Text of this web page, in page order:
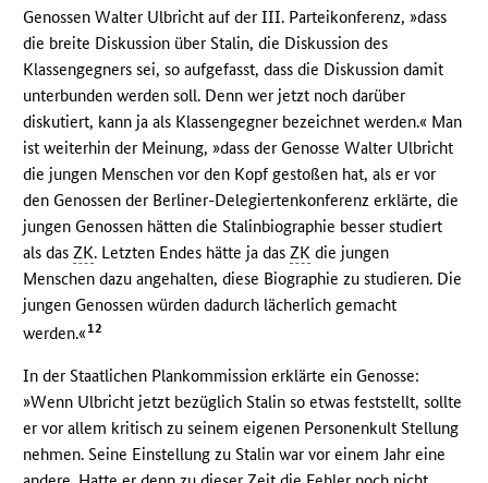
Genossen Walter Ulbricht auf der III. Parteikonferenz, »dass
die breite Diskussion über Stalin, die Diskussion des
Klassengegners sei, so aufgefasst, dass die Diskussion damit
unterbunden werden soll. Denn wer jetzt noch darüber
diskutiert, kann ja als Klassengegner bezeichnet werden.« Man
ist weiterhin der Meinung, »dass der Genosse Walter Ulbricht
die jungen Menschen vor den Kopf gestoßen hat, als er vor
den Genossen der Berliner-Delegiertenkonferenz erklärte, die
jungen Genossen hätten die Stalinbiographie besser studiert
als dasZK. Letzten Endes hätte ja dasZK die jungen
Menschen dazu angehalten, diese Biographie zu studieren. Die
jungen Genossen würden dadurch lächerlich gemacht
werden.«12
In der Staatlichen Plankommission erklärte ein Genosse:
»Wenn Ulbricht jetzt bezüglich Stalin so etwas feststellt, sollte
er vor allem kritisch zu seinem eigenen Personenkult Stellung
nehmen. Seine Einstellung zu Stalin war vor einem Jahr eine